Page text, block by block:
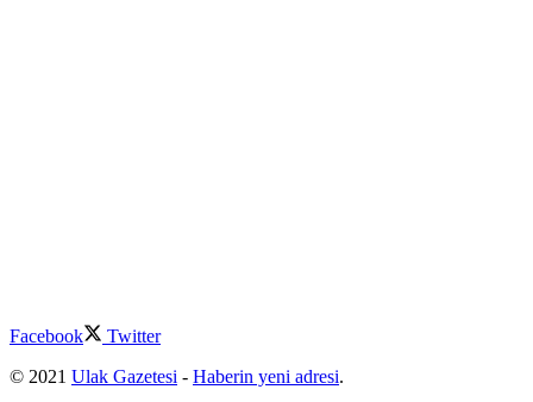
Facebook
Twitter
© 2021 Ulak Gazetesi - Haberin yeni adresi.